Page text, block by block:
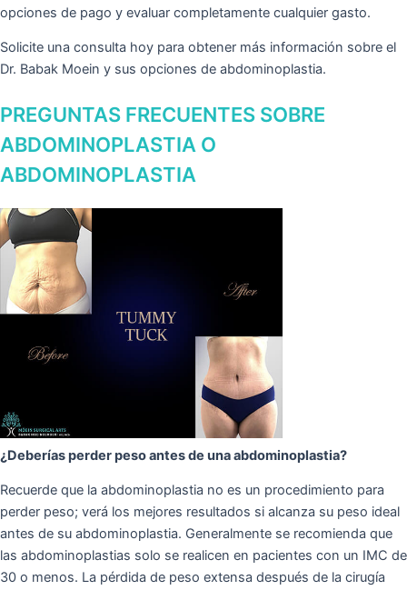
opciones de pago y evaluar completamente cualquier gasto.
Solicite una consulta hoy para obtener más información sobre el
Dr. Babak Moein y sus opciones de abdominoplastia.
PREGUNTAS FRECUENTES SOBRE
ABDOMINOPLASTIA O
ABDOMINOPLASTIA
¿Deberías perder peso antes de una abdominoplastia?
Recuerde que la abdominoplastia no es un procedimiento para
perder peso; verá los mejores resultados si alcanza su peso ideal
antes de su abdominoplastia. Generalmente se recomienda que
las abdominoplastias solo se realicen en pacientes con un IMC de
30 o menos. La pérdida de peso extensa después de la cirugía